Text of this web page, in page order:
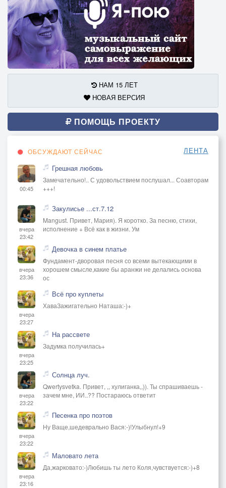
НАМ 15 ЛЕТ
НОВАЯ ВЕРСИЯ
ПОМОЩЬ ПРОЕКТУ
ОБСУЖДАЮТ СЕЙЧАС ЛЕНТА
00:45
Грешная любовь
Замечательно!.. С удовольствием послушал... Соавторам
+++!
вчера
23:42
Закулисье ...ст.7.12
Mangust. Привет, Мария). Я коротко. За песню, стихи,
исполнение + Всё как в жизни. Ум
вчера
23:36
Девочка в синем платье
Фундамент-дворовая песня со всеми вытекающими в
хорошем смысле,какие бы аранжи не делались основа
ос
вчера
23:27
Всё про куплеты
ХаваЗажигательно Наташа:-)+
вчера
23:25
На рассвете
Задумка получилась+
вчера
23:22
Солнца луч.
Qwertysvetka. Привет, ,, хулиганка,,)). Ты спрашиваешь -
зачем мне, ИИ..?? Постараюсь ответит
вчера
23:22
Песенка про поэтов
Ну Ваще,шедеврально Вася:-)!Улыбнул!+9
вчера
23:16
Маловато лета
Да,жарковато:-)Любишь ты лето Коля,чувствуется:-)+8